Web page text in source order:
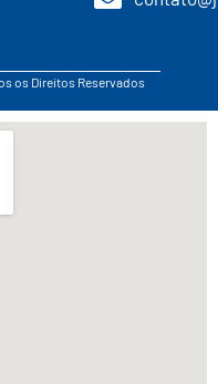
os Direitos Reservados